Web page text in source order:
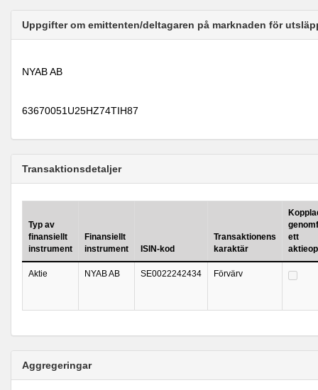
Uppgifter om emittenten/deltagaren på marknaden för
NYAB AB
63670051U25HZ74TIH87
Transaktionsdetaljer
Typ av
finansiellt
instrument
Finansiellt
instrument
ISIN-kod
Transaktionens
karaktär
ett
Aktie NYAB AB SE0022242434 Förvärv
Aggregeringar